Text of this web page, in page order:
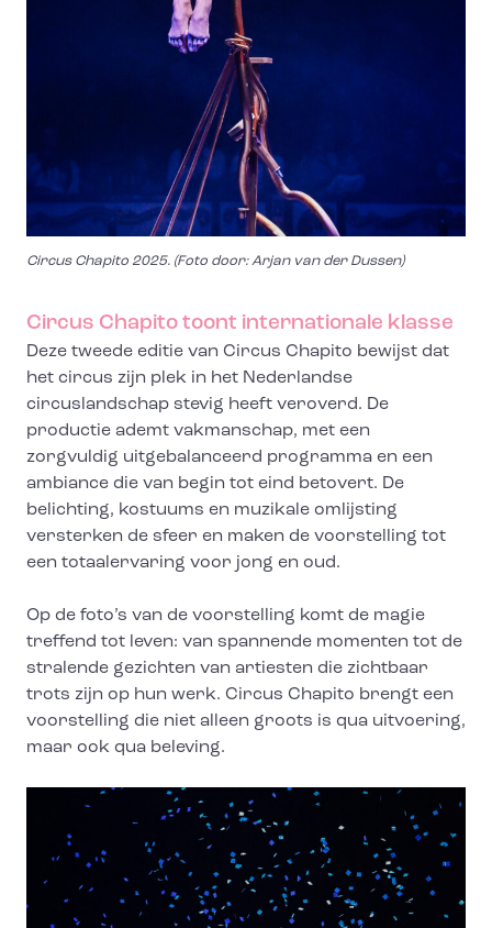
Circus Chapito 2025. (Foto door: Arjan van der Dussen)
Circus Chapito toont internationale klasse
Deze tweede editie van Circus Chapito bewijst dat
het circus zijn plek in het Nederlandse
circuslandschap stevig heeft veroverd. De
productie ademt vakmanschap, met een
zorgvuldig uitgebalanceerd programma en een
ambiance die van begin tot eind betovert. De
belichting, kostuums en muzikale omlijsting
versterken de sfeer en maken de voorstelling tot
een totaalervaring voor jong en oud.
Op de foto’s van de voorstelling komt de magie
treffend tot leven: van spannende momenten tot de
stralende gezichten van artiesten die zichtbaar
trots zijn op hun werk. Circus Chapito brengt een
voorstelling die niet alleen groots is qua uitvoering,
maar ook qua beleving.